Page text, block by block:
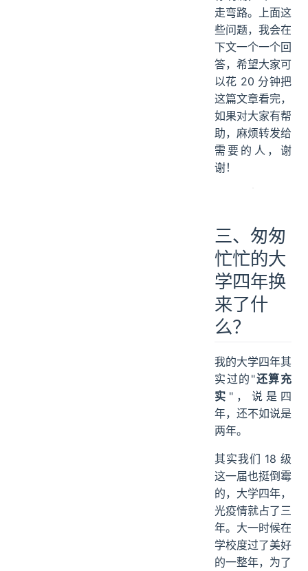
走弯路。上面这
些问题，我会在
下文一个一个回
答，希望大家可
以花 20 分钟把
这篇文章看完，
如果对大家有帮
助，麻烦转发给
需要的人，谢
谢！
三、匆匆
忙忙的大
学四年换
来了什
么？
我的大学四年其
实过的"还算充
实 "，说是四
年，还不如说是
两年。
其实我们 18 级
这一届也挺倒霉
的，大学四年，
光疫情就占了三
年。大一时候在
学校度过了美好
的一整年，为了